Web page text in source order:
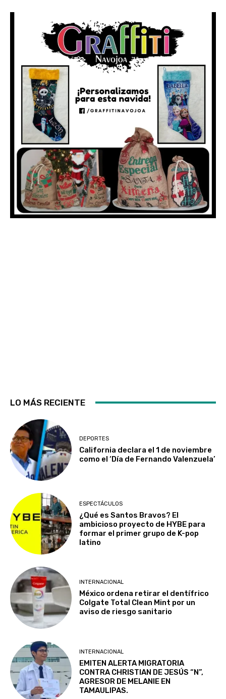
LO MÁS RECIENTE
DEPORTES
California declara el 1 de noviembre
como el ‘Día de Fernando Valenzuela’
ESPECTÁCULOS
¿Qué es Santos Bravos? El
ambicioso proyecto de HYBE para
formar el primer grupo de K-pop
latino
INTERNACIONAL
México ordena retirar el dentífrico
Colgate Total Clean Mint por un
aviso de riesgo sanitario
INTERNACIONAL
EMITEN ALERTA MIGRATORIA
CONTRA CHRISTIAN DE JESÚS “N”,
AGRESOR DE MELANIE EN
TAMAULIPAS.